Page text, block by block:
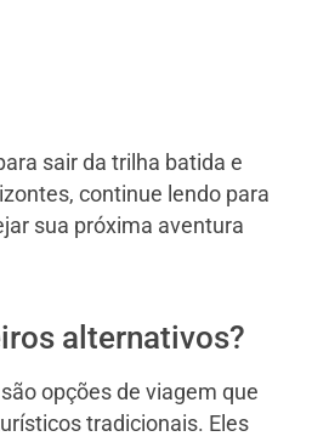
sair da trilha batida e
continue lendo para
sua próxima aventura
alternativos?
opções de viagem que
tradicionais. Eles